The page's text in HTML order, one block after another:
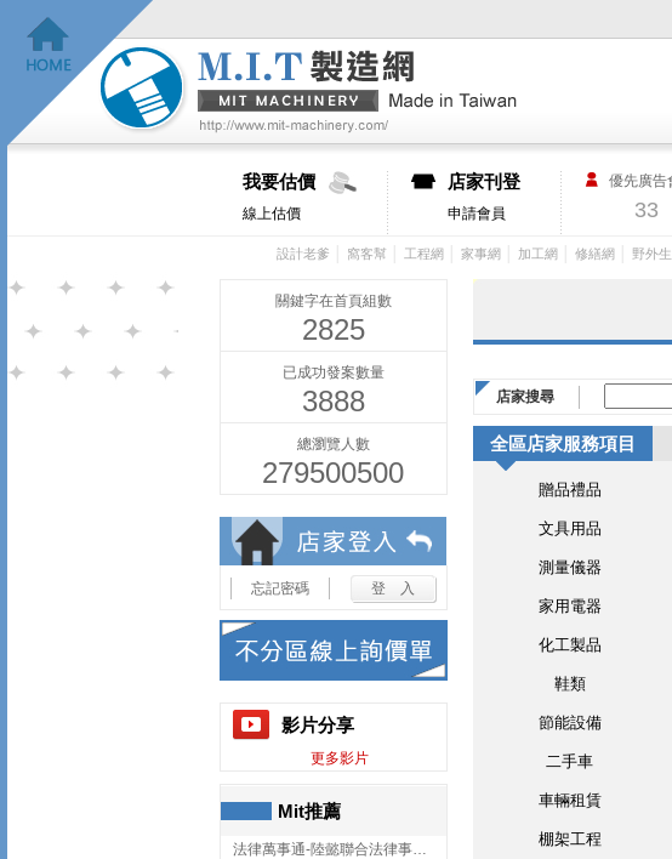
我要估價
線上估價
店家刊登
申請會員
優先廣告
33
設計老爹 窩客幫 工程網 家事網 加工網 修繕網 野外
關鍵字在首頁組數
2825
已成功發案數量
3888
總瀏覽人數
279500500
忘記密碼
影片分享
更多影片
Mit推薦
法律萬事通-陸懿聯合法律事務所
店家搜尋
全區店家服務項目
贈品禮品
文具用品
測量儀器
家用電器
化工製品
鞋類
節能設備
二手車
車輛租賃
棚架工程